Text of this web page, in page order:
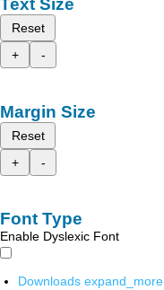
Text Size
Reset
+
-
Margin Size
Reset
+
-
Font Type
Enable Dyslexic Font
Downloads expand_more